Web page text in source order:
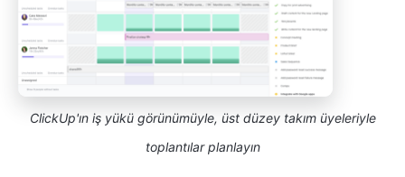
ClickUp'ın iş yükü görünümüyle, üst düzey takım üyeleriyle
toplantılar planlayın